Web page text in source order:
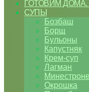
ГОТОВИМ
СУПЫ
Бозбаш
Борщ
Бульоны
Капустняк
Крем-суп
Лагман
Минестроне
Окрошка